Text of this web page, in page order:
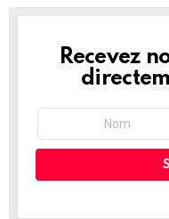
NEWSLETTER
Recevez